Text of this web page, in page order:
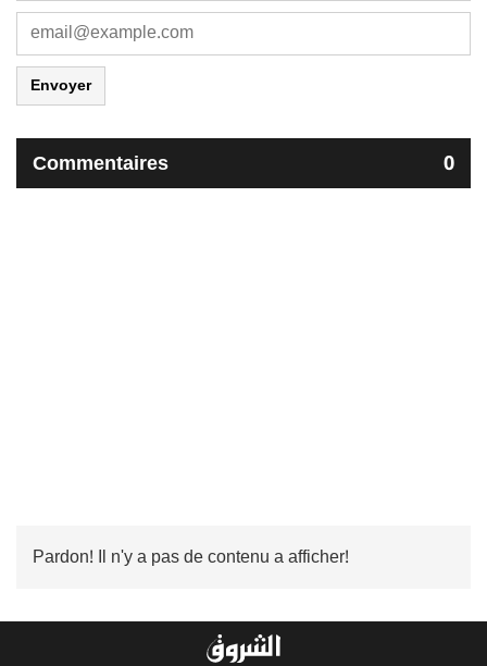
Envoyer
Commentaires 0
Pardon! Il n'y a pas de contenu a afficher!